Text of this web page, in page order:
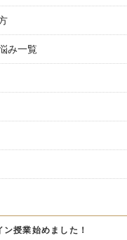
み一覧
ン授業始めました！